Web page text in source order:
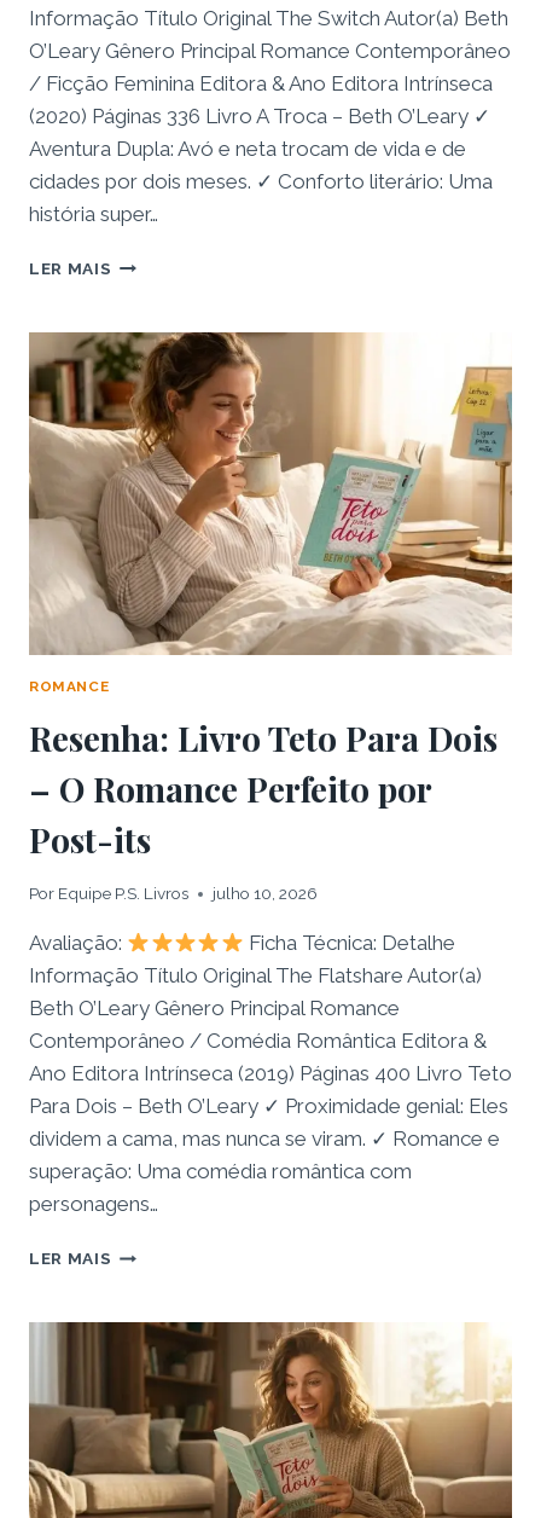
Informação Título Original The Switch Autor(a) Beth
O’Leary Gênero Principal Romance Contemporâneo
/ Ficção Feminina Editora & Ano Editora Intrínseca
(2020) Páginas 336 Livro A Troca – Beth O’Leary ✓
Aventura Dupla: Avó e neta trocam de vida e de
cidades por dois meses. ✓ Conforto literário: Uma
história super…
LER MAIS RESENHA:
TROCA
–
QUANDO
MUDAR
DE
VIDA
É
ÚNICA
SOLUÇÃO
ROMANCE
Resenha: Livro Teto Para Dois
– O Romance Perfeito por
Post-its
Por Equipe P.S. Livros julho 10, 2026
Avaliação:
Ficha Técnica: Detalhe
Informação Título Original The Flatshare Autor(a)
Beth O’Leary Gênero Principal Romance
Contemporâneo / Comédia Romântica Editora &
Ano Editora Intrínseca (2019) Páginas 400 Livro Teto
Para Dois – Beth O’Leary ✓ Proximidade genial: Eles
dividem a cama, mas nunca se viram. ✓ Romance e
superação: Uma comédia romântica com
personagens…
LER MAIS RESENHA:
PARA
DOIS
O
ROMANCE
PERFEITO
POR
POST-